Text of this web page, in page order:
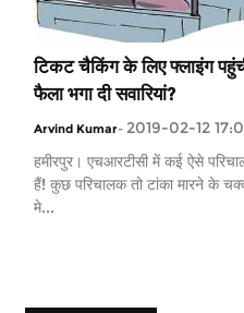
टिकट चैकिंग के लिए फ्लाइंग
फैला भगा दी सवारियां?
Arvind Kumar- 2019-02-12
हमीरपुर। एचआरटीसी में कई ऐसे
हैं! कुछ परिचालक तो टांका मारने के
मे...